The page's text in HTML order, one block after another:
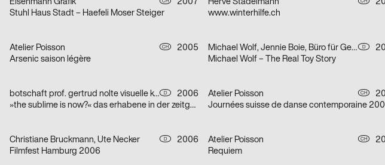
Eisenmann Grafik CH
2007
Stuhl Haus Stadt – Haefeli Moser Steiger
Hervé Stadelmann CH
www.winterhilfe.ch
Atelier Poisson CH
2005
Arsenic saison légère
Michael Wolf, Jennie Boie, Büro für Gestaltung Janssen D
Michael Wolf – The Real Toy Story
botschaft prof. gertrud nolte visuelle kommunikation und beratung D
2006
»the sublime is now?« das erhabene in der zeitgenössischen kunst
Atelier Poisson CH
Journées suisse de danse contemporaine
Christiane Bruckmann, Ute Necker D
2006
Filmfest Hamburg 2006
Atelier Poisson CH
Requiem